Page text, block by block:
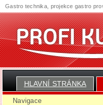
HLAVNÍ STRÁNKA
Navigace
Gastro technika, projekce gastro